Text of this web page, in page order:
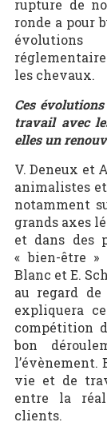
rupture de
ronde a pour
les chevaux.
Ces
travail avec
elles un
V. Deneux et
animalistes
notamment
grands axes
et dans des
« bien-être »
Blanc et E.
au regard de
expliquera
compétition
bon
l’évènement.
vie et de
entre la
clients.